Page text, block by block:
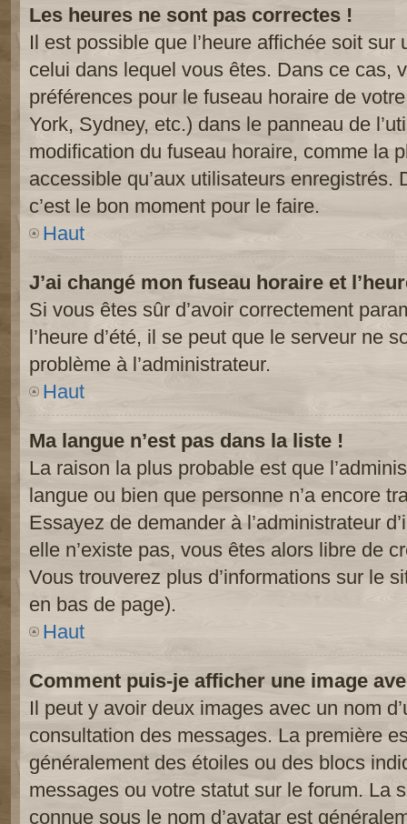
Les heures ne sont pas correctes !
Il est possible que l’heure affichée soit
celui dans lequel vous êtes. Dans ce cas,
préférences pour le fuseau horaire de
York, Sydney, etc.) dans le panneau de
modification du fuseau horaire, comme la
accessible qu’aux utilisateurs enregistrés.
c’est le bon moment pour le faire.
Haut
J’ai changé mon fuseau horaire et
Si vous êtes sûr d’avoir correctement
l’heure d’été, il se peut que le serveur ne
problème à l’administrateur.
Haut
Ma langue n’est pas dans la liste !
La raison la plus probable est que
langue ou bien que personne n’a encore
Essayez de demander à l’administrateur
elle n’existe pas, vous êtes alors libre de
Vous trouverez plus d’informations sur le
en bas de page).
Haut
Comment puis-je afficher une image
Il peut y avoir deux images avec un nom
consultation des messages. La première
généralement des étoiles ou des blocs
messages ou votre statut sur le forum. La
connue sous le nom d’avatar est